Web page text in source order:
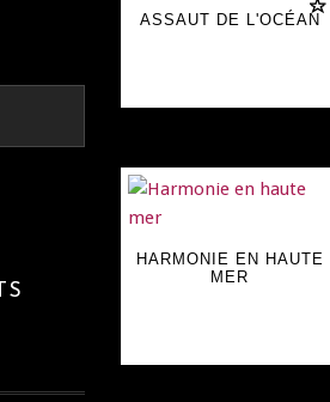
ASSAUT DE L'OCÉAN
HARMONIE EN HAUTE
MER